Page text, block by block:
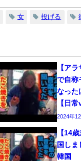
女 投げる
【アラ
で自称
なった
【日常
2024年
【14歳
国しま
韓国